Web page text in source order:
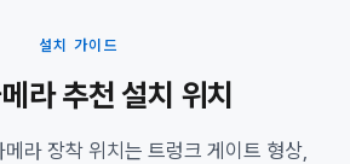
설치 가이드
라 추천 설치 위치
라 장착 위치는 트렁크 게이트 형상,